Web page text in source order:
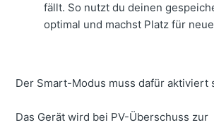
fällt. So nutzt du deinen
optimal und machst Platz für
Der Smart-Modus muss dafür aktiviert
Das Gerät wird bei PV-Überschuss zur